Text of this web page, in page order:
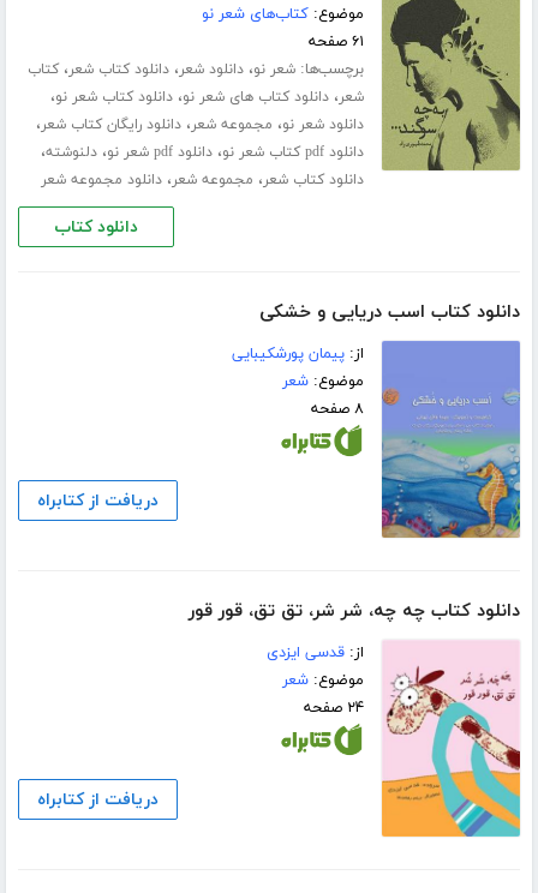
موضوع:کتاب‌های شعر نو
۶۱ صفحه
برچسب‌ها:شعر نو،دانلود شعر،دانلود کتاب شعر،کتاب
شعر،دانلود کتاب های شعر نو،دانلود کتاب شعر نو،
دانلود شعر نو، مجموعه شعر،دانلود رایگان کتاب شعر،
دانلود pdf کتاب شعر نو ،دانلود pdf شعر نو ،دلنوشته،
دانلود کتاب شعر، مجموعه شعر،دانلود مجموعه شعر
دانلود کتاب
دانلود کتاب اسب دریایی و خشکی
از:پیمان پورشکیبایی
موضوع:شعر
۸ صفحه
دریافت از کتابراه
دانلود کتاب چه چه، شر شر، تق تق، قور قور
از:قدسی ایزدی
موضوع:شعر
۲۴ صفحه
دریافت از کتابراه